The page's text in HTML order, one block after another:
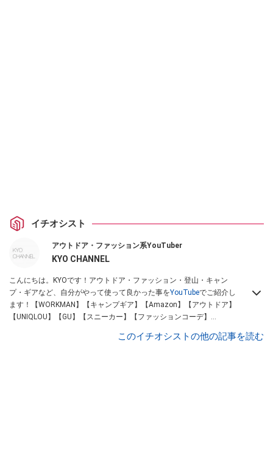
イチオシスト
アウトドア・ファッション系YouTuber
KYO CHANNEL
こんにちは。KYOです！アウトドア・ファッション・登山・キャン
プ・ギアなど、自分がやって使って良かった事をYouTubeでご紹介し
ます！【WORKMAN】【キャンプギア】【Amazon】【アウトドア】
【UNIQLOU】【GU】【スニーカー】【ファッションコーデ】
このイチオシストの他の記事を読む